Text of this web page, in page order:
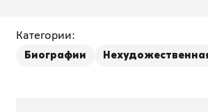
Категории:
Биографии